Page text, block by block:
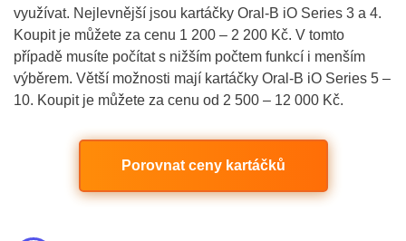
využívat. Nejlevnější jsou kartáčky Oral-B iO Series 3 a 4.
Koupit je můžete za cenu 1 200 – 2 200 Kč. V tomto
případě musíte počítat s nižším počtem funkcí i menším
výběrem. Větší možnosti mají kartáčky Oral-B iO Series 5 –
10. Koupit je můžete za cenu od 2 500 – 12 000 Kč.
Porovnat ceny kartáčků